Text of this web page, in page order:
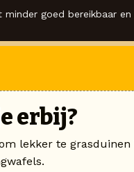
goed bereikbaar
erbij?
lekker te